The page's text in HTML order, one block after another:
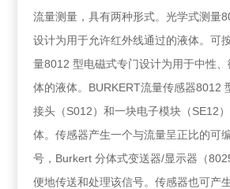
流量测量，具有两种形式。光学式测量
设计为用于允许红外线通过的液体。可
量8012 型电磁式专门设计为用于中性
体的液体。BURKERT流量传感器8012
接头（S012）和一块电子模块（SE12
体。传感器产生一个与流量呈正比的可
号，Burkert 分体式变送器/显示器（
便地传送和处理该信号。传感器也可产